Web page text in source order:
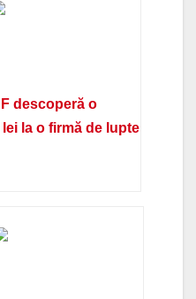
descoperă o
la o firmă de lupte